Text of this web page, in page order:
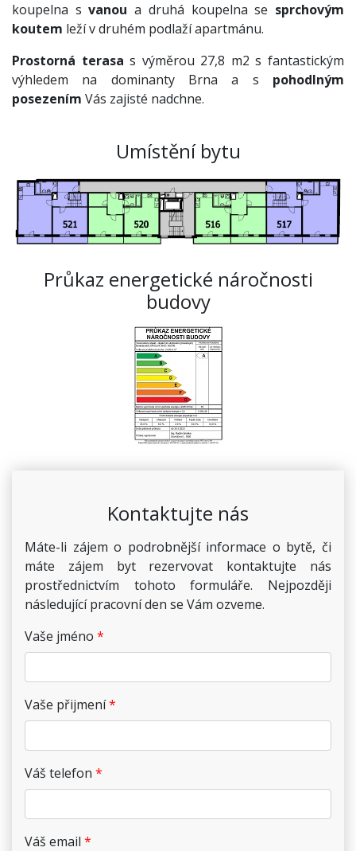
koupelna svanoua druhá koupelna se sprchovým
koutem leží v druhém podlaží apartmánu.
Prostorná terasa s výměrou 27,8 m2 s fantastickým
výhledem na dominanty Brna a s pohodlným
posezením Vás zajisté nadchne.
Umístění bytu
Průkaz energetické náročnosti
budovy
Kontaktujte nás
Máte-li zájem o podrobnější informace o bytě, či
máte zájem byt rezervovat kontaktujte nás
prostřednictvím tohoto formuláře. Nejpozději
následující pracovní den se Vám ozveme.
Vaše jméno
Vaše přijmení
Váš telefon
Váš email